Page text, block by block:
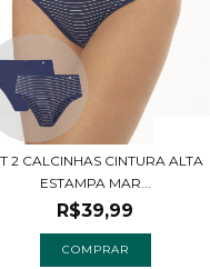
2 CALCINHAS CINTURA ALTA
ESTAMPA MAR...
R$39,99
COMPRAR